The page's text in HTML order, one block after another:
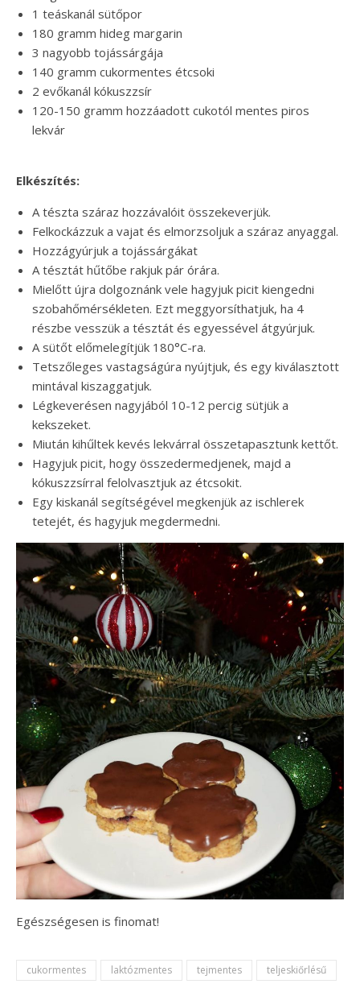
1 teáskanál sütőpor
180 gramm hideg margarin
3 nagyobb tojássárgája
140 gramm cukormentes étcsoki
2 evőkanál kókuszzsír
120-150 gramm hozzáadott cukotól mentes piros
lekvár
Elkészítés:
A tészta száraz hozzávalóit összekeverjük.
Felkockázzuk a vajat és elmorzsoljuk a száraz anyaggal.
Hozzágyúrjuk a tojássárgákat
A tésztát hűtőbe rakjuk pár órára.
Mielőtt újra dolgoznánk vele hagyjuk picit kiengedni
szobahőmérsékleten. Ezt meggyorsíthatjuk, ha 4
részbe vesszük a tésztát és egyessével átgyúrjuk.
A sütőt előmelegítjük 180°C-ra.
Tetszőleges vastagságúra nyújtjuk, és egy kiválasztott
mintával kiszaggatjuk.
Légkeverésen nagyjából 10-12 percig sütjük a
kekszeket.
Miután kihűltek kevés lekvárral összetapasztunk kettőt.
Hagyjuk picit, hogy összedermedjenek, majd a
kókuszzsírral felolvasztjuk az étcsokit.
Egy kiskanál segítségével megkenjük az ischlerek
tetejét, és hagyjuk megdermedni.
Egészségesen is finomat!
cukormentes laktózmentes tejmentes teljeskiőrlésű